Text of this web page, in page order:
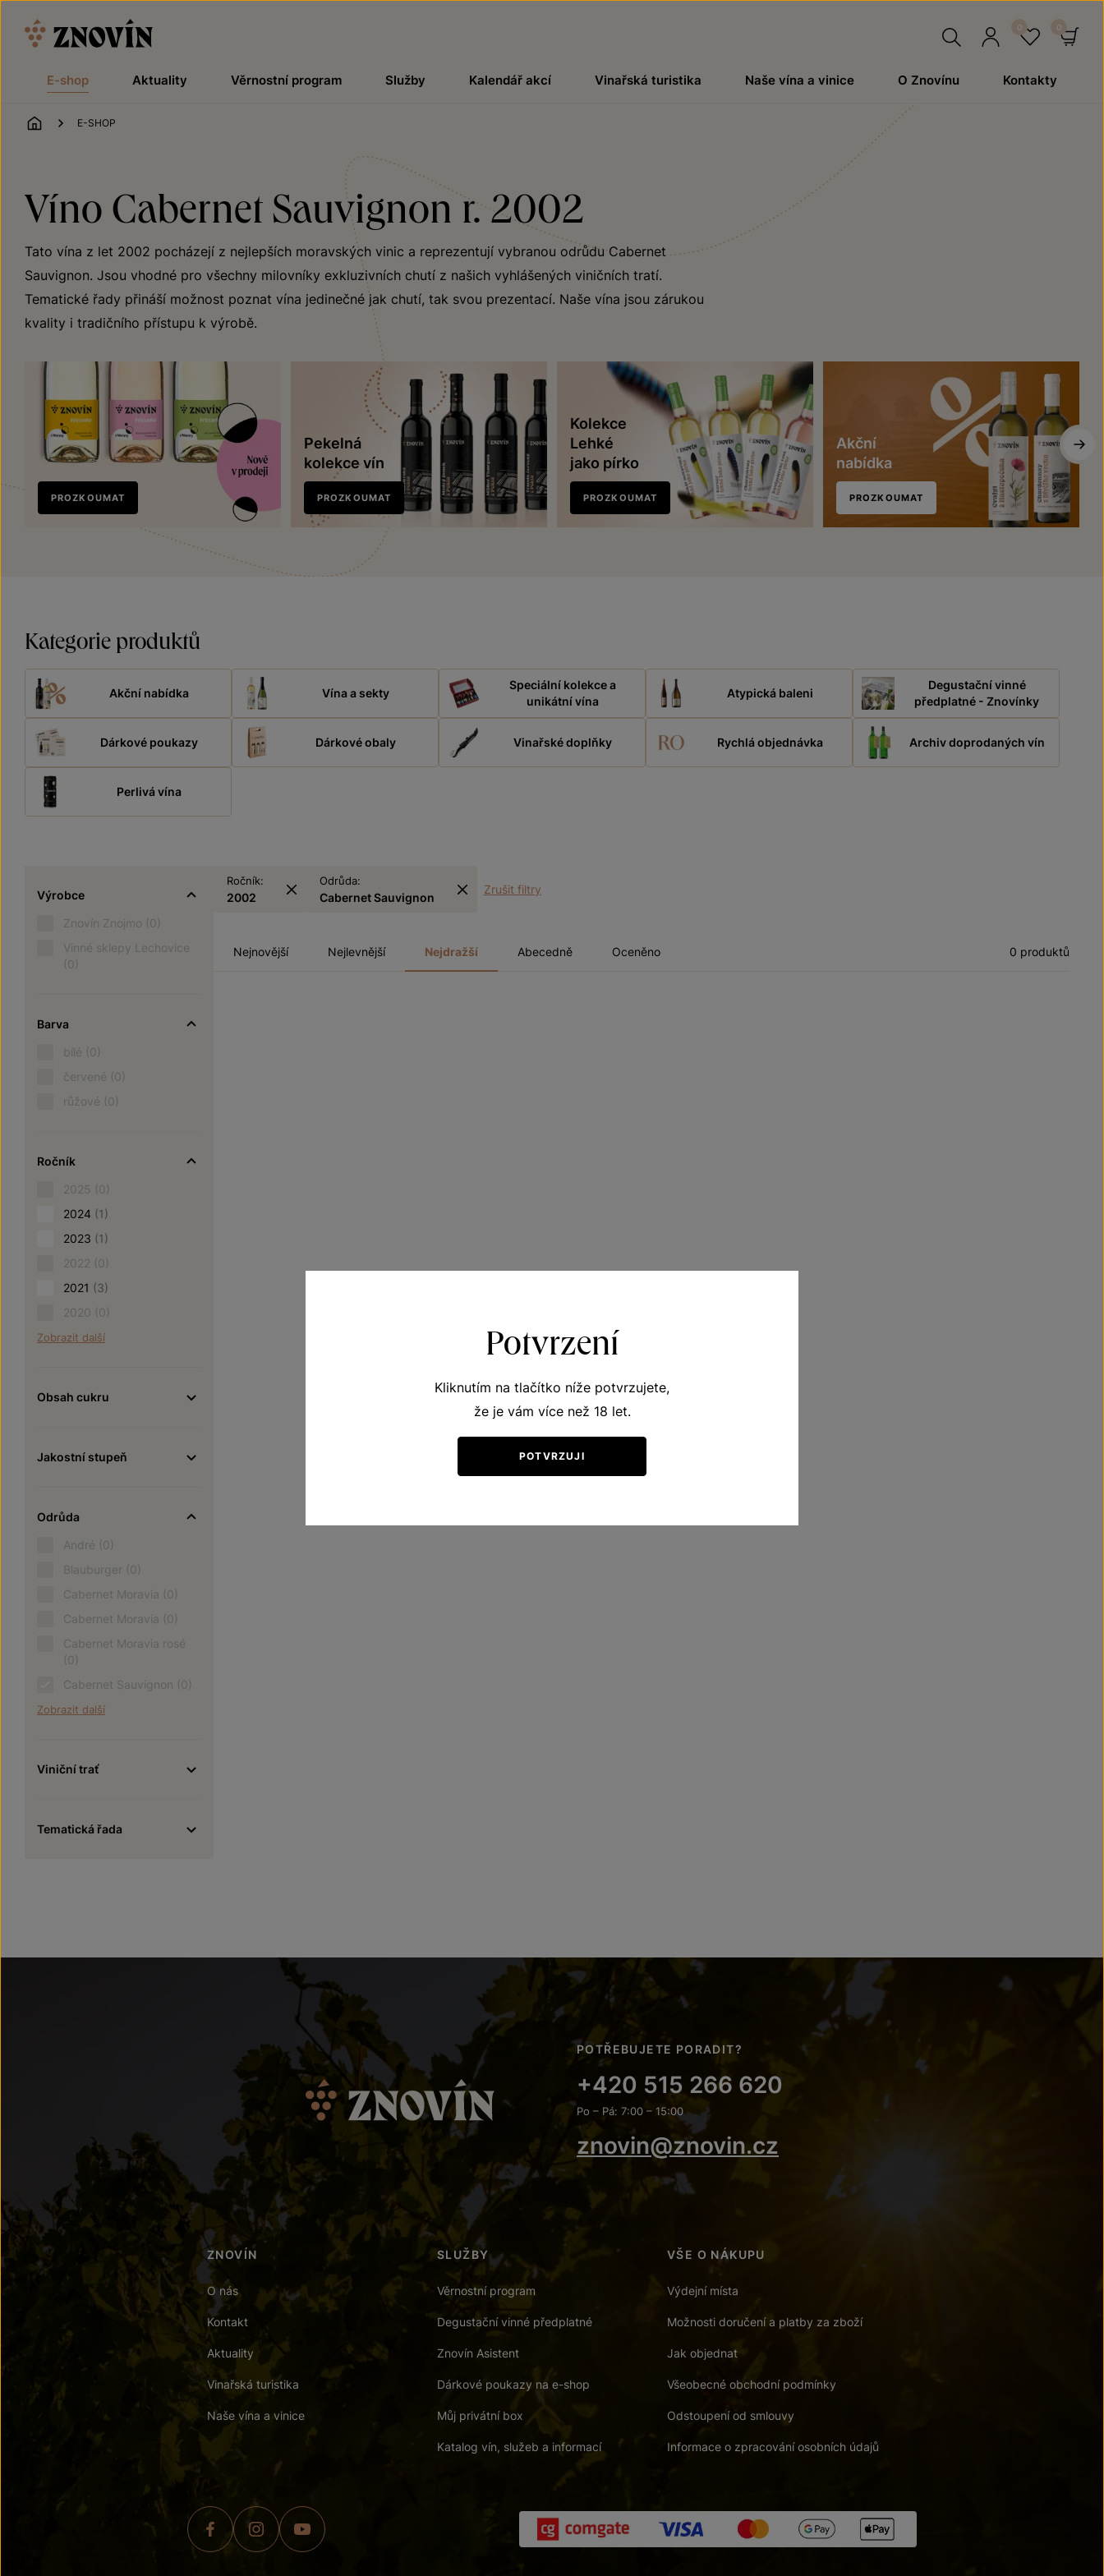
E-shop Aktuality Věrnostní program Služby Kalendář akcí Vinařská turistika Naše vína a vinice O Znovínu Kontakty
ÚVOD
E-SHOP
Víno Cabernet Sauvignon r. 2002
Tato vína z let 2002 pocházejí z nejlepších moravských vinic a reprezentují vybranou odrůdu Cabernet
Sauvignon. Jsou vhodné pro všechny milovníky exkluzivních chutí z našich vyhlášených viničních tratí.
Tematické řady přináší možnost poznat vína jedinečné jak chutí, tak svou prezentací. Naše vína jsou zárukou
kvality i tradičního přístupu k výrobě.
Nově
v prodeji
PROZKOUMAT
Pekelná
kolekce vín
PROZKOUMAT
Kolekce
Lehké
jako pírko
PROZKOUMAT
Akční
nabídka
PROZKOUMAT
Kategorie produktů
Akční nabídka Vína a sekty
Speciální kolekce a
unikátní vína
Atypická baleni
Degustační vinné
předplatné - Znovínky
Dárkové poukazy Dárkové obaly Vinařské doplňky Rychlá objednávka Archiv doprodaných vín
Perlivá vína
Výrobce
Znovín Znojmo (0)
Vinné sklepy Lechovice
(0)
Barva
bílé (0)
červené (0)
růžové (0)
Ročník
2025 (0)
2024 (1)
2023 (1)
2022 (0)
2021 (3)
2020 (0)
Zobrazit další
Obsah cukru
Jakostní stupeň
Odrůda
André (0)
Blauburger (0)
Cabernet Moravia (0)
Cabernet Moravia (0)
Cabernet Moravia rosé
(0)
Cabernet Sauvignon (0)
Zobrazit další
Viniční trať
Tematická řada
Ročník:
2002
Odrůda:
Cabernet Sauvignon
Zrušit filtry
Nejnovější Nejlevnější Nejdražší Abecedně Oceněno 0 produktů
POTŘEBUJETE PORADIT?
+420 515 266 620
Po – Pá: 7:00 – 15:00
znovin@znovin.cz
ZNOVÍN
O nás
Kontakt
Aktuality
Vinařská turistika
Naše vína a vinice
SLUŽBY
Věrnostní program
Degustační vinné předplatné
Znovín Asistent
Dárkové poukazy na e-shop
Můj privátní box
Katalog vín, služeb a informací
VŠE O NÁKUPU
Výdejní místa
Možnosti doručení a platby za zboží
Jak objednat
Všeobecné obchodní podmínky
Odstoupení od smlouvy
Informace o zpracování osobních údajů
Potvrzení
Kliknutím na tlačítko níže potvrzujete,
že je vám více než 18 let.
POTVRZUJI